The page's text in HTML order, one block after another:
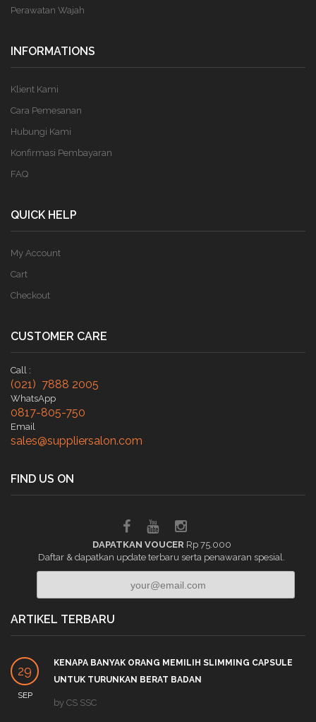
Perawatan Wajah
INFORMATIONS
Klient Kami
Cara Pemesanan
Hubungi Kami
Konfirmasi Pembayaran
FAQ
QUICK HELP
My Account
Cart
Checkout
CUSTOMER CARE
Call :
(021) 7888 2005
WhatsApp
0817-805-750
Email
sales@suppliersalon.com
FIND US ON
DAPATKAN VOUCER Rp 75.000
Daftar & dapatkan update terbaru serta penawaran spesial.
ARTIKEL TERBARU
29
SEP
KENAPA BANYAK ORANG MEMILIH SLIMMING CAPSULE
UNTUK TURUNKAN BERAT BADAN
by CS SSC